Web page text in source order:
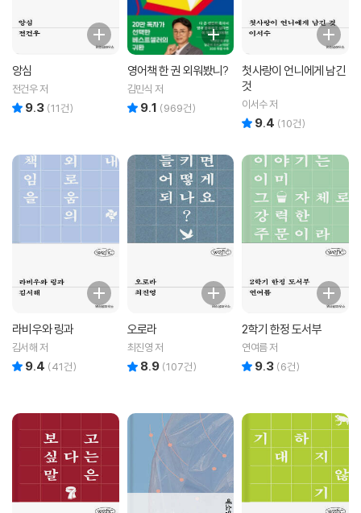
앙심
전건우 저
9.3 (11건)
영어책 한 권 외워봤니?
김민식 저
9.1 (969건)
첫사랑이 언니에게 남긴
것
이서수 저
9.4 (10건)
라비우와 링과
김서해 저
9.4 (41건)
오로라
최진영 저
8.9 (107건)
2학기 한정 도서부
연여름 저
9.3 (6건)